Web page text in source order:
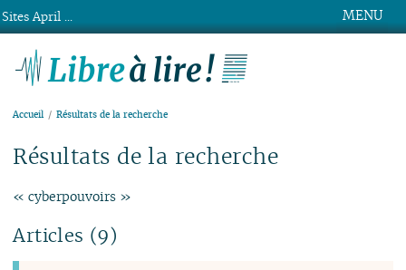
MENU
Accueil Résultats de la recherche
Résultats de la recherche
« cyberpouvoirs »
Articles (9)
Sites April ...